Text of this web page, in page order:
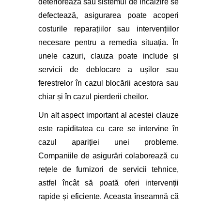
deteriorează sau sistemul de încălzire se
defectează, asigurarea poate acoperi
costurile reparațiilor sau intervențiilor
necesare pentru a remedia situația. În
unele cazuri, clauza poate include și
servicii de deblocare a ușilor sau
ferestrelor în cazul blocării acestora sau
chiar și în cazul pierderii cheilor.
Un alt aspect important al acestei clauze
este rapiditatea cu care se intervine în
cazul apariției unei probleme.
Companiile de asigurări colaborează cu
rețele de furnizori de servicii tehnice,
astfel încât să poată oferi intervenții
rapide și eficiente. Aceasta înseamnă că